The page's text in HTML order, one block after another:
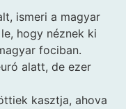
ismeri a magyar
hogy néznek ki
fociban.
alatt, de ezer
kasztja, ahova